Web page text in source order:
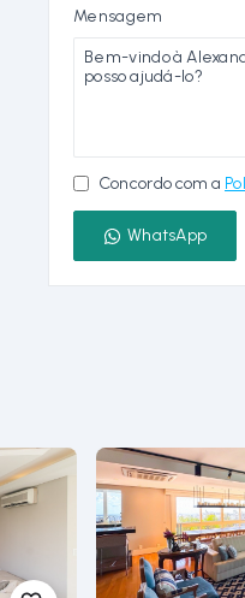
Mensagem
Concordo com a
WhatsApp